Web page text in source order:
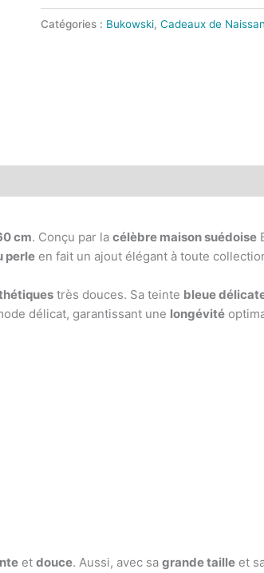
Catégories : Bukowski,Cadeaux de
cm. Conçu par la célèbre maison suédoise
perle en fait un ajout élégant à toute
très douces. Sa teinte bleue
délicat, garantissant une longévité
et douce. Aussi, avec sa grande taille et